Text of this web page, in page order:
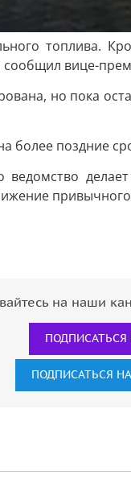
топлива.
вице-
но пока
более поздние
привычного
на наши
ПОДПИСАТЬСЯ
ПОДПИСАТЬСЯ НА